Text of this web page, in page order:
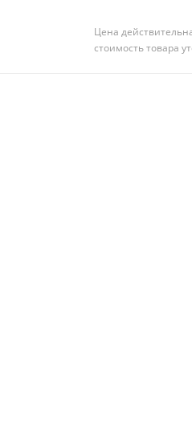
Цена
стоимость товара